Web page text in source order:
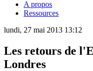
A propos
Ressources
lundi, 27 mai 2013 13:12
Les retours de
Londres